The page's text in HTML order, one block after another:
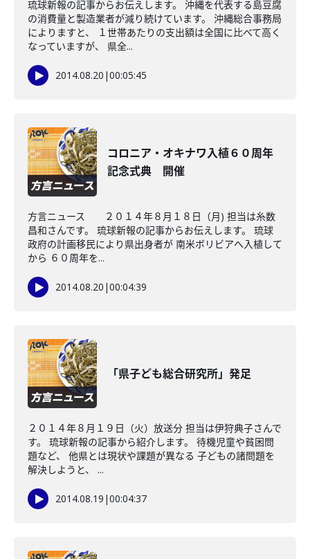
琉球新報の記事からお伝えします。 沖縄を代表する島豆腐
の消費量と製造業者が減り続けています。 沖縄総合事務局
によりますと、 １世帯あたりの支出額は全国に比べて高く
なっていますが、 県全...
2014.08.20 |00:05:45
コロニア・オキナワ入植６０周年
記念式典 開催
方言ニュース ２０１４年８月１８日（月) 担当は糸数
昌和さんです。 琉球新報の記事からお伝えします。 琉球
政府の計画移民により県出身者が 南米ボリビアへ入植して
から ６０周年を...
2014.08.20 |00:04:39
「県子ども総合研究所」発足
２０１４年８月１９日（火）放送分 担当は伊狩典子さんで
す。 琉球新報の記事から紹介します。 待機児童や貧困問
題など、 他県とは現状や課題が異なる 子どもの諸問題を
解決しようと、 ...
2014.08.19 |00:04:37